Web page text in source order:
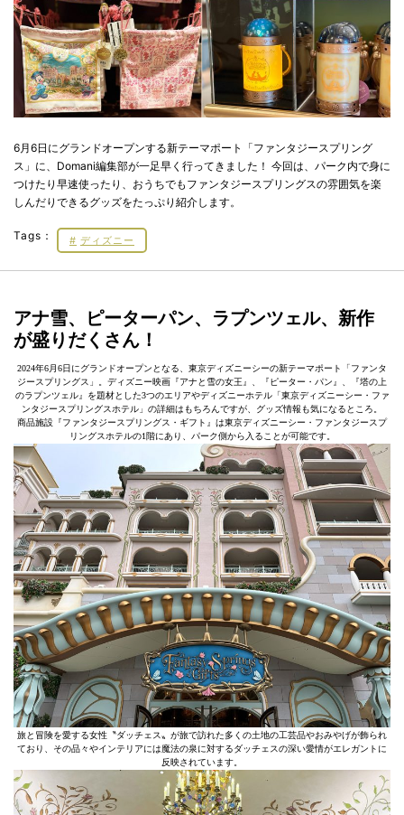
6月6日にグランドオープンする新テーマポート「ファンタジースプリング
ス」に、Domani編集部が一足早く行ってきました！ 今回は、パーク内で身に
つけたり早速使ったり、おうちでもファンタジースプリングスの雰囲気を楽
しんだりできるグッズをたっぷり紹介します。
Tags： ディズニー
アナ雪、ピーターパン、ラプンツェル、新作
が盛りだくさん！
2024年6月6日にグランドオープンとなる、東京ディズニーシーの新テーマポート「ファンタ
ジースプリングス」。ディズニー映画『アナと雪の女王』、『ピーター・パン』、『塔の上
のラプンツェル』を題材とした3つのエリアやディズニーホテル「東京ディズニーシー・ファ
ンタジースプリングスホテル」の詳細はもちろんですが、グッズ情報も気になるところ。
商品施設『ファンタジースプリングス・ギフト』は東京ディズニーシー・ファンタジースプ
リングスホテルの1階にあり、パーク側から入ることが可能です。
旅と冒険を愛する女性〝ダッチェス〟が旅で訪れた多くの土地の工芸品やおみやげが飾られ
ており、その品々やインテリアには魔法の泉に対するダッチェスの深い愛情がエレガントに
反映されています。